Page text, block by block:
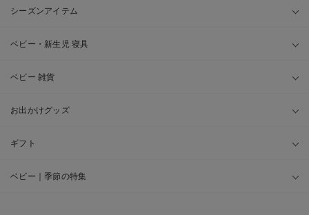
シーズンアイテム
ベビー・新生児 寝具
ベビー 雑貨
お出かけグッズ
ギフト
ベビー｜季節の特集